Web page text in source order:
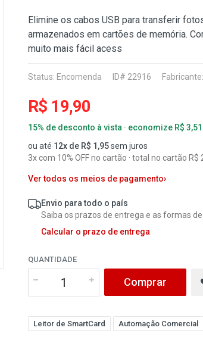
Elimine os cabos USB para transferir
armazenados em cartões de memória.
muito mais fácil acess
Status: Encomenda ID# 22916 Fabricante:
R$ 19,90
15% de desconto à vista · economize R$ 3,51
ou até 12x de R$ 1,95sem juros
3x com 10% OFF no cartão · total no cartão R$
Ver todos os meios de pagamento›
Envio para todo o país
Saiba os prazos de entrega e as formas de
Calcular o prazo de entrega
QUANTIDADE
Comprar
Leitor de SmartCard Automação Comercial